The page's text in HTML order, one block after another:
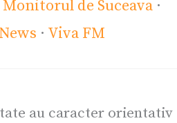
Monitorul de Suceava ·
· Viva FM
au caracter orientativ